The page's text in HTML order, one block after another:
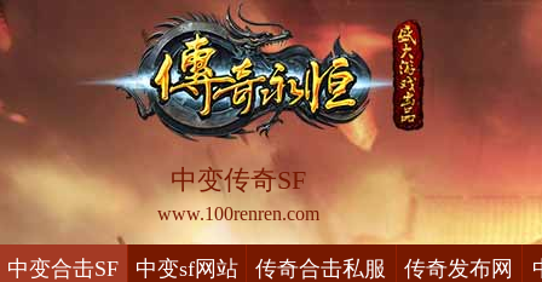
中变传奇SF
www.100renren.com
中变合击SF 中变sf网站 传奇合击私服 传奇发布网